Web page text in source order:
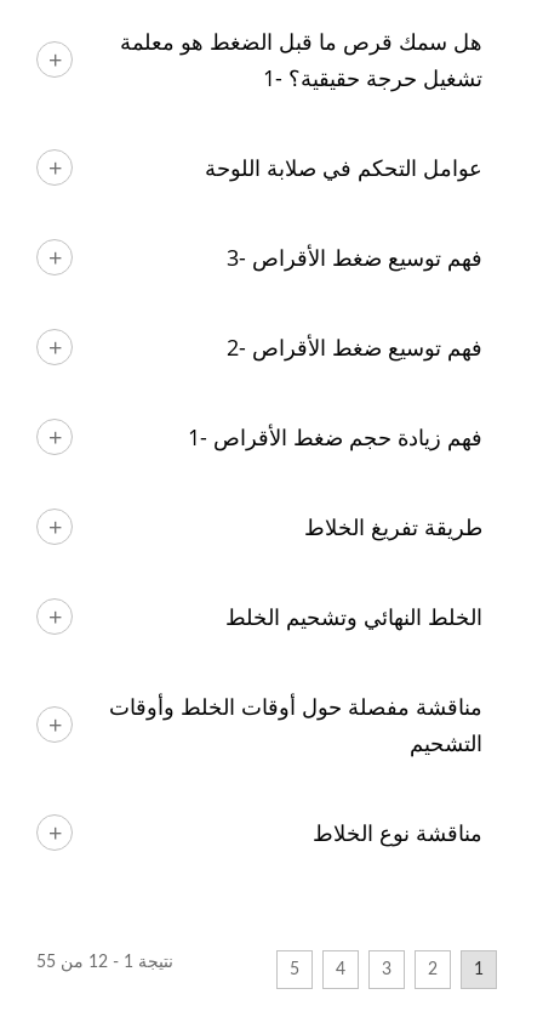
هل سمك قرص ما قبل الضغط هو معلمة
تشغيل حرجة حقيقية؟ -1
عوامل التحكم في صلابة اللوحة
فهم توسيع ضغط الأقراص -3
فهم توسيع ضغط الأقراص -2
فهم زيادة حجم ضغط الأقراص -1
طريقة تفريغ الخلاط
الخلط النهائي وتشحيم الخلط
مناقشة مفصلة حول أوقات الخلط وأوقات
التشحيم
مناقشة نوع الخلاط
نتيجة 1 - 12 من 55 1
2
3
4
5